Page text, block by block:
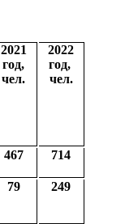
2021
год,
чел.
2022
год,
чел.
467 714
79 249